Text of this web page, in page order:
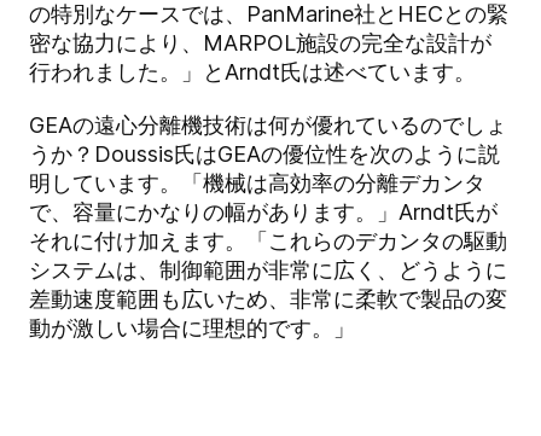
の特別なケースでは、PanMarine社とHECとの緊
密な協力により、MARPOL施設の完全な設計が
行われました。」とArndt氏は述べています。
GEAの遠心分離機技術は何が優れているのでしょ
うか？Doussis氏はGEAの優位性を次のように説
明しています。「機械は高効率の分離デカンタ
で、容量にかなりの幅があります。」Arndt氏が
それに付け加えます。「これらのデカンタの駆動
システムは、制御範囲が非常に広く、どうように
差動速度範囲も広いため、非常に柔軟で製品の変
動が激しい場合に理想的です。」